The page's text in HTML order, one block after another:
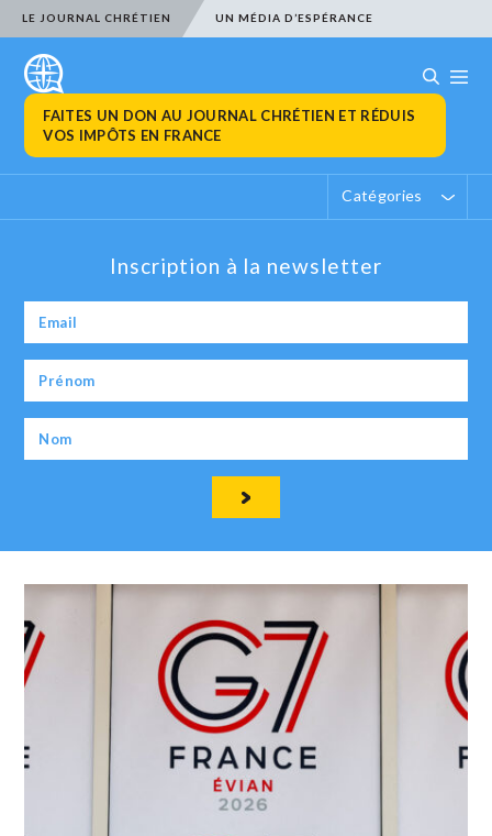
LE JOURNAL CHRÉTIEN UN MÉDIA D’ESPÉRANCE
FAITES UN DON AU JOURNAL CHRÉTIEN ET RÉDUIS
VOS IMPÔTS EN FRANCE
Catégories
Inscription à la newsletter